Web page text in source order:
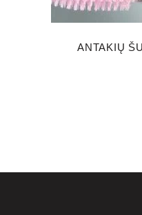
ANTAKIŲ